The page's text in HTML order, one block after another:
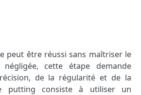
peut être réussi sans maîtriser le
cette étape demande
de la régularité et de la
putting consiste à utiliser un